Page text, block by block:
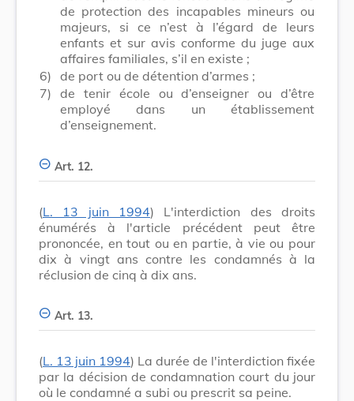
de protection des incapables mineurs ou
majeurs, si ce n’est à l’égard de leurs
enfants et sur avis conforme du juge aux
affaires familiales, s’il en existe ;
6) de port ou de détention d’armes ;
7) de tenir école ou d’enseigner ou d’être
employé dans un établissement
d’enseignement.
Art. 12.
(L. 13 juin 1994) L'interdiction des droits
énumérés à l'article précédent peut être
prononcée, en tout ou en partie, à vie ou pour
dix à vingt ans contre les condamnés à la
réclusion de cinq à dix ans.
Art. 13.
(L. 13 juin 1994) La durée de l'interdiction fixée
par la décision de condamnation court du jour
où le condamné a subi ou prescrit sa peine.